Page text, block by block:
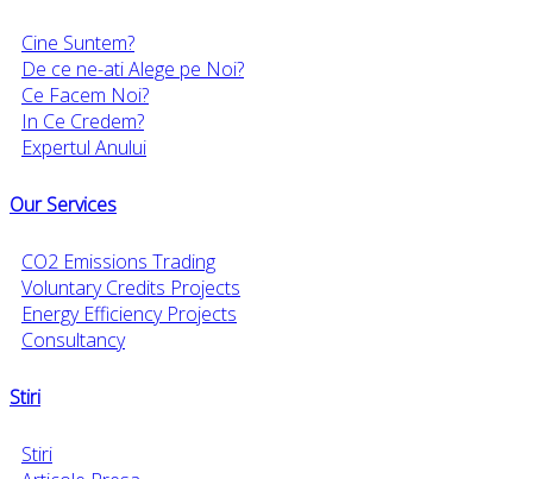
Cine Suntem?
De ce ne-ati Alege pe Noi?
Ce Facem Noi?
In Ce Credem?
Expertul Anului
Our Services
CO2 Emissions Trading
Voluntary Credits Projects
Energy Efficiency Projects
Consultancy
Stiri
Stiri